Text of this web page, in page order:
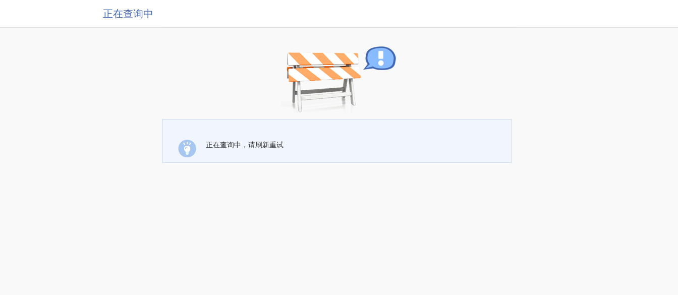
正在查询中
正在查询中，请刷新重试